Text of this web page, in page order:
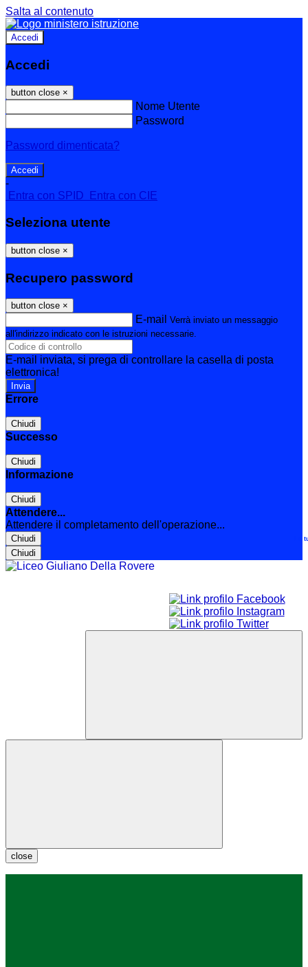
Salta al contenuto
Accedi
Accedi
button close ×
Nome Utente
Password
Password dimenticata?
-
Entra con SPID
Entra con CIE
Seleziona utente
button close ×
Recupero password
button close ×
E-mail Verrà inviato un messaggio
all'indirizzo indicato con le istruzioni necessarie.
E-mail inviata, si prega di controllare la casella di posta
elettronica!
Errore
Chiudi
Successo
Chiudi
Informazione
Chiudi
Attendere...
Attendere il completamento dell'operazione...
Chiudi
Chiudi
Le
close